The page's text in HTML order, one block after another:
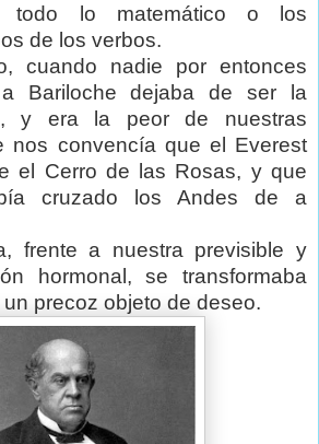
todo lo matemático o los
de los verbos.
nadie por entonces
Bariloche dejaba de ser la
y era la peor de nuestras
nos convencía que el Everest
el Cerro de las Rosas, y que
cruzado los Andes de a
a nuestra previsible y
hormonal, se transformaba
precoz objeto de deseo.